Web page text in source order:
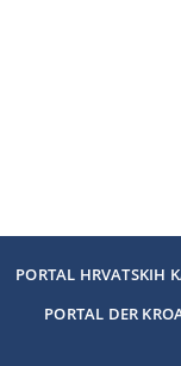
PORTAL HRVATSKIH
PORTAL DER